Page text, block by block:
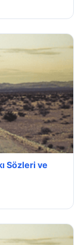
Sözleri ve